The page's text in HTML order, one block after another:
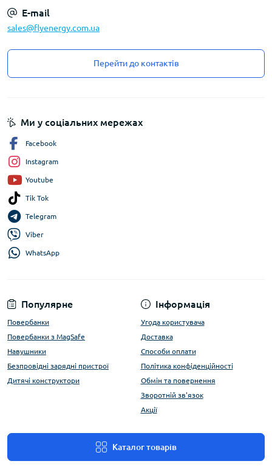
E-mail
sales@flyenergy.com.ua
Перейти до контактів
Популярне
Повербанки
Повербанки з MagSafe
Навушники
Безпровідні зарядні пристрої
Дитячі конструктори
Інформація
Угода користувача
Доставка
Способи оплати
Політика конфіденційності
Обмін та повернення
Зворотній зв'язок
Акції
Каталог товарів
Ми у соціальних мережах
Facebook
Instagram
Youtube
Tik Tok
Telegram
Viber
WhatsApp